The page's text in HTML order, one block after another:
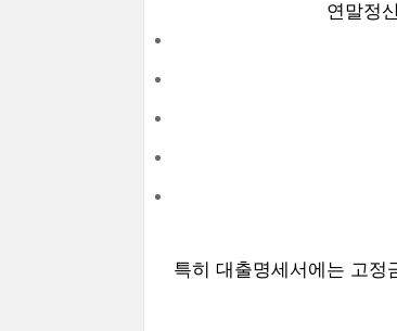
연말정
특히 대출명세서에는 고정